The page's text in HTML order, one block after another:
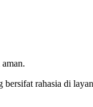
rahasia di